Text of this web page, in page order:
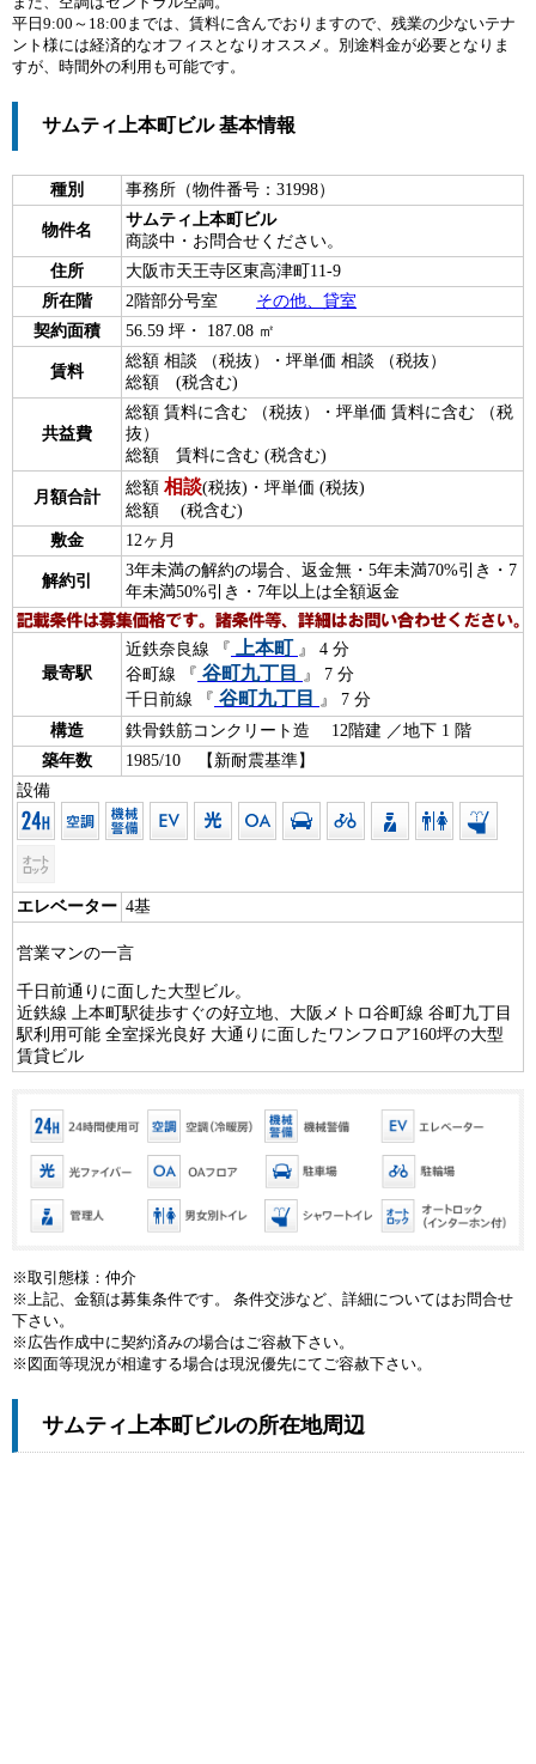
平日9:00～18:00までは、賃料に含んでおりますので、残業の少ないテナ
ント様には経済的なオフィスとなりオススメ。別途料金が必要となりま
すが、時間外の利用も可能です。
サムティ上本町ビル 基本情報
種別 事務所（物件番号：31998）
物件名
サムティ上本町ビル
商談中・お問合せください。
住所
大阪市天王寺区東高津町11-9
所在階
2階部分号室 その他、貸室
契約面積
56.59 坪・ 187.08 ㎡
賃料
総額 相談 （税抜）・坪単価 相談 （税抜）
総額 (税含む)
共益費
総額 賃料に含む （税抜）・坪単価 賃料に含む （税
抜）
総額 賃料に含む (税含む)
月額合計
総額 相談(税抜)・坪単価 (税抜)
総額
(税含む)
敷金
12ヶ月
解約引
3年未満の解約の場合、返金無・5年未満70%引き・7
年未満50%引き・7年以上は全額返金
最寄駅
近鉄奈良線 『 上本町 』 4 分
谷町線 『 谷町九丁目
』 7 分
千日前線 『 谷町九丁目
』 7 分
構造
鉄骨鉄筋コンクリート造 12階建 ／地下 1 階
築年数
1985/10 【新耐震基準】
設備
エレベーター 4基
営業マンの一言
千日前通りに面した大型ビル。
近鉄線 上本町駅徒歩すぐの好立地、大阪メトロ谷町線 谷町九丁目
駅利用可能 全室採光良好 大通りに面したワンフロア160坪の大型
賃貸ビル
※取引態様：仲介
※上記、金額は募集条件です。 条件交渉など、詳細についてはお問合せ
下さい。
※広告作成中に契約済みの場合はご容赦下さい。
※図面等現況が相違する場合は現況優先にてご容赦下さい。
サムティ上本町ビルの所在地周辺